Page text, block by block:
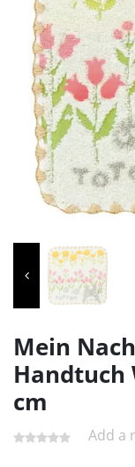
Mein
Handtuch
cm
Add a